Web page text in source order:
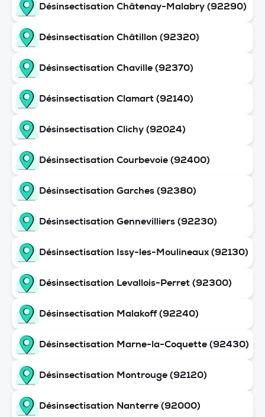
Désinsectisation Châtenay-Malabry (92290)
Désinsectisation Châtillon (92320)
Désinsectisation Chaville (92370)
Désinsectisation Clamart (92140)
Désinsectisation Clichy (92024)
Désinsectisation Courbevoie (92400)
Désinsectisation Garches (92380)
Désinsectisation Gennevilliers (92230)
Désinsectisation Issy-les-Moulineaux (92130)
Désinsectisation Levallois-Perret (92300)
Désinsectisation Malakoff (92240)
Désinsectisation Marne-la-Coquette (92430)
Désinsectisation Montrouge (92120)
Désinsectisation Nanterre (92000)